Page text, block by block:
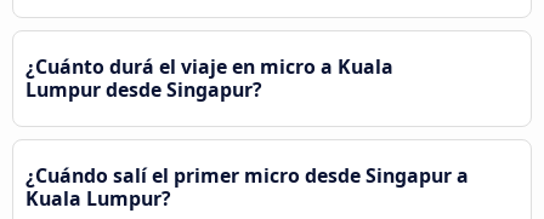
¿Cuánto durá el viaje en micro a Kuala
Lumpur desde Singapur?
¿Cuándo salí el primer micro desde Singapur a
Kuala Lumpur?